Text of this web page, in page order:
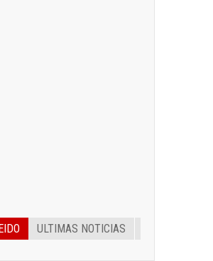
ULTIMAS NOTICIAS